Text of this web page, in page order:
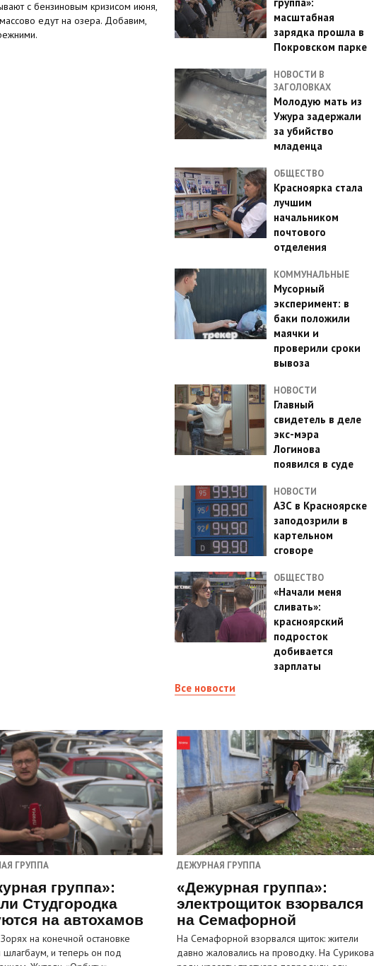
с бензиновым кризисом июня,
едут на озера. Добавим,
масштабная
зарядка прошла в
Покровском парке
НОВОСТИ В
ЗАГОЛОВКАХ
Молодую мать из
Ужура задержали
за убийство
младенца
ОБЩЕСТВО
Красноярка стала
лучшим
начальником
почтового
отделения
КОММУНАЛЬНЫЕ
Мусорный
эксперимент: в
баки положили
маячки и
проверили сроки
вывоза
НОВОСТИ
Главный
свидетель в деле
экс-мэра
Логинова
появился в суде
НОВОСТИ
АЗС в Красноярске
заподозрили в
картельном
сговоре
ОБЩЕСТВО
«Начали меня
сливать»:
красноярский
подросток
добивается
зарплаты
Все новости
ГРУППА
группа»:
Студгородка
на автохамов
на конечной остановке
шлагбаум, и теперь он под
ДЕЖУРНАЯ ГРУППА
«Дежурная группа»:
электрощиток взорвался
на Семафорной
На Семафорной взорвался щиток: жители
давно жаловались на проводку. На Сурикова